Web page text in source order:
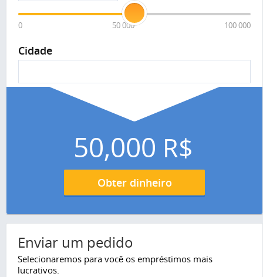
0 50 000 100 000
Cidade
50,000 R$
Obter dinheiro
Enviar um pedido
Selecionaremos para você os empréstimos mais
lucrativos.